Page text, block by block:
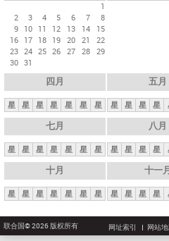
1
2
3 4 5 6 7
8
9 10 11 12 13 14
15
16 17 18 19 20 21
22
23 24 25 26 27 28 29
30 31
四月
星 星 星 星 星 星 星
五月
星 星 星 星
七月
星 星 星 星 星 星 星
八月
星 星 星 星
十月
星 星 星 星 星 星 星
十一
星 星 星 星
联合国© 2026 版权所有 网址索引 网站